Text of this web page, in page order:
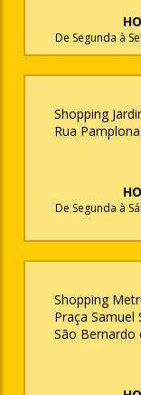
De Segunda à
Shopping
Rua
De Segunda à
Shopping
Praça Samuel
São Bernardo